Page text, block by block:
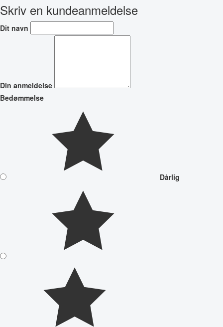
Skriv en kundeanmeldelse
Dit navn
Din anmeldelse
Bedømmelse
Dårlig